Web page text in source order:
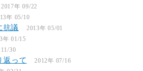
2017年 09/22
年 05/10
抗議 2013年 05/01
年 01/15
30
返って 2012年 07/16